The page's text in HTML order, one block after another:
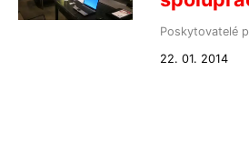
Poskytovatelé
22. 01. 2014